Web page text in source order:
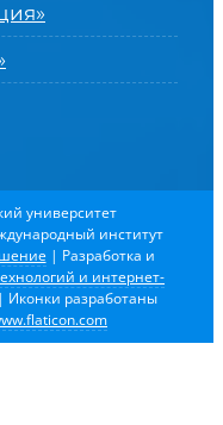
университет
институт
| Разработка и
и интернет-
разработаны